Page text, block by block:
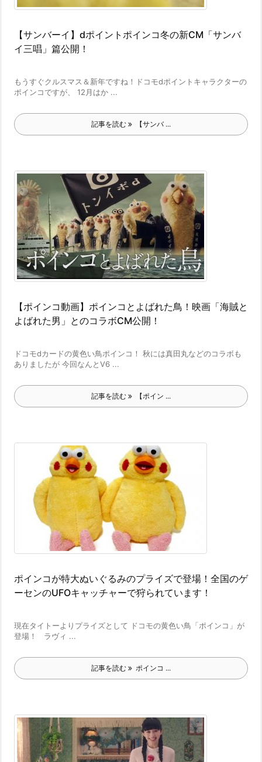
【サンバーイ】dポイントポインコ冬の新CM「サンバ
イ三唱」篇公開！
もうすぐクルスマス＆新年ですね！ドコモdポイントキャラクターの
ポインコですが、 12月はか ...
記事を読む 【サンバ ...
【ポインコ動画】ポインコとよばれた鳥！映画「海賊と
よばれた男」とのコラボCM公開！
ドコモdカードの黄色い鳥ポインコ！ 秋には真田丸などのコラボも
ありましたが 今回なんとV6 ...
記事を読む 【ポイン ...
ポインコが特大ぬいぐるみのプライズで登場！全国のゲ
ーセンのUFOキャッチャーで狩られています！
現在タイトーよりプライズとして ドコモの黄色い鳥「ポインコ」が
登場！ ラヴィ ...
記事を読む ポインコ ...